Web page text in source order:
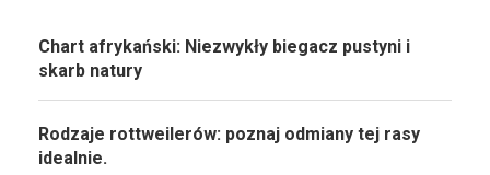
Chart afrykański: Niezwykły biegacz pustyni i
skarb natury
Rodzaje rottweilerów: poznaj odmiany tej rasy
idealnie.